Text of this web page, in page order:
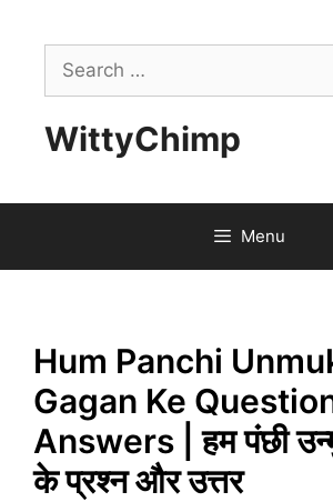
contentSearch
for:
WittyChimp
Menu
Hum Panchi
Gagan Ke
Answers | हम पंछी
के प्रश्न और उत्तर